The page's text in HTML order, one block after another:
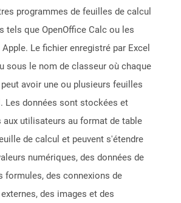
programmes de feuilles de calcul
tels que OpenOffice Calc ou les
Le fichier enregistré par Excel
sous le nom de classeur où chaque
avoir une ou plusieurs feuilles
Les données sont stockées et
aux utilisateurs au format de table
de calcul et peuvent s'étendre
numériques, des données de
formules, des connexions de
des images et des